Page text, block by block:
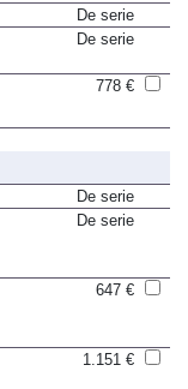
De serie
De serie
De serie